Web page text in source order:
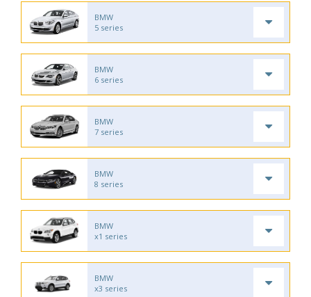
BMW
5 series
BMW
6 series
BMW
7 series
BMW
8 series
BMW
x1 series
BMW
x3 series